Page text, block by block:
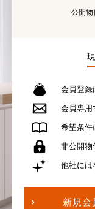
公開物
会員登録
会員専用
希望条件
非公開物
他社には
新規会